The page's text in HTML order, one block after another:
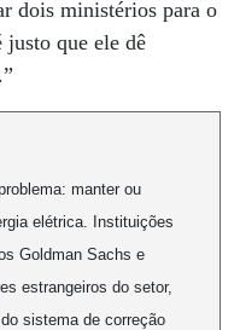
dois ministérios para o
que ele dê
manter ou
elétrica. Instituições
Goldman Sachs e
estrangeiros do setor,
sistema de correção